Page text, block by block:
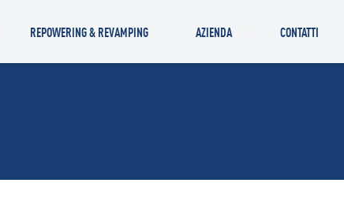
REPOWERING & REVAMPING AZIENDA CONTATTI